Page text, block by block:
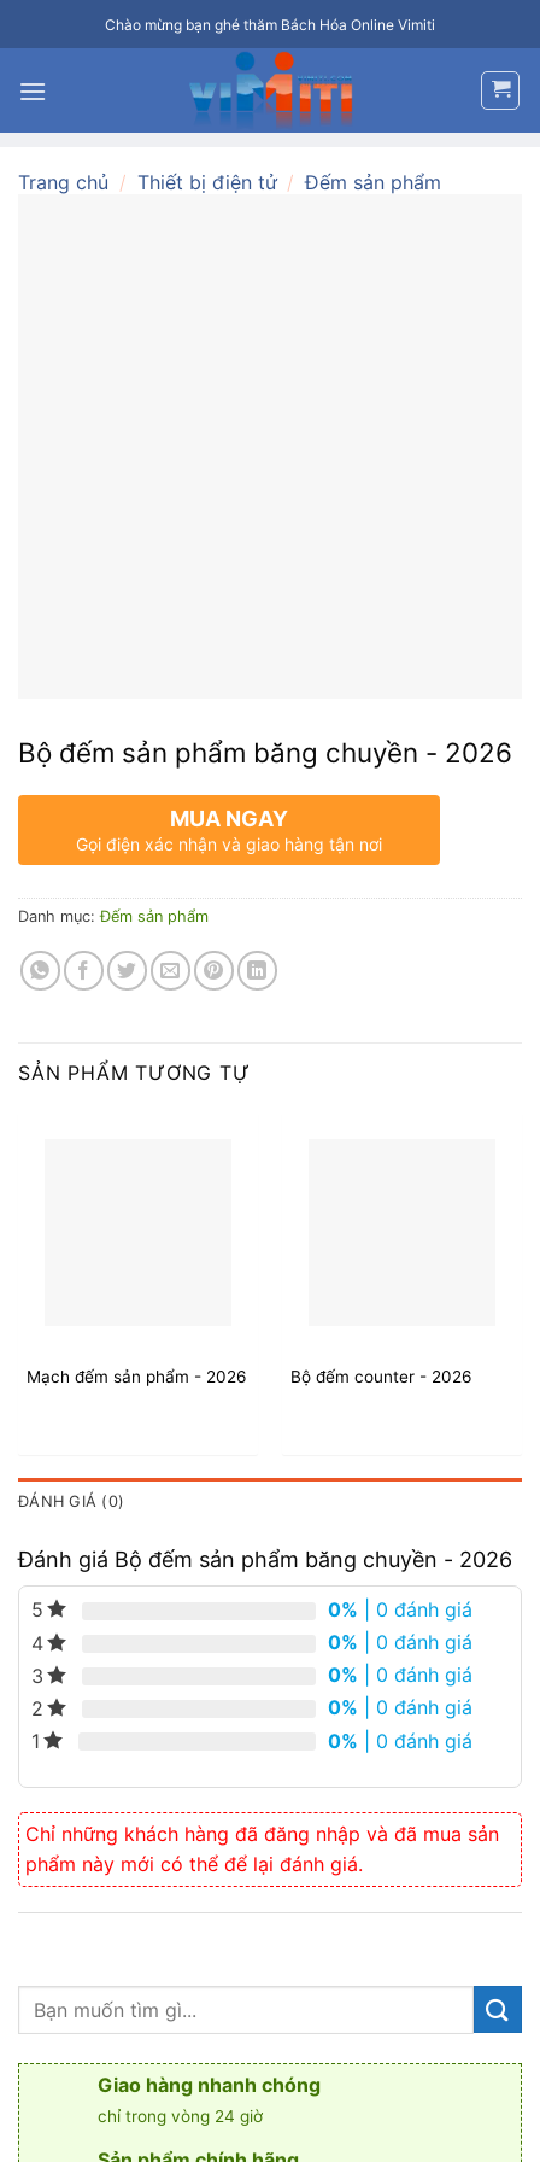
qua
dung
Chào mừng bạn ghé thăm Bách Hóa Online Vimiti
Trang chủ / Thiết bị điện tử / Đếm sản phẩm
Bộ đếm sản phẩm băng chuyền - 2026
MUA NGAY
Gọi điện xác nhận và giao hàng tận nơi
Danh mục:Đếm sản phẩm
SẢN PHẨM TƯƠNG TỰ
Mạch đếm sản phẩm - 2026 Bộ đếm counter - 2026
ĐÁNH GIÁ (0)
Đánh giá Bộ đếm sản phẩm băng chuyền - 2026
5 0% | 0 đánh giá
4
0% | 0 đánh giá
3
0% | 0 đánh giá
2
0% | 0 đánh giá
1
0% | 0 đánh giá
Chỉ những khách hàng đã đăng nhập và đã mua sản
phẩm này mới có thể để lại đánh giá.
Giao hàng nhanh chóng
chỉ trong vòng 24 giờ